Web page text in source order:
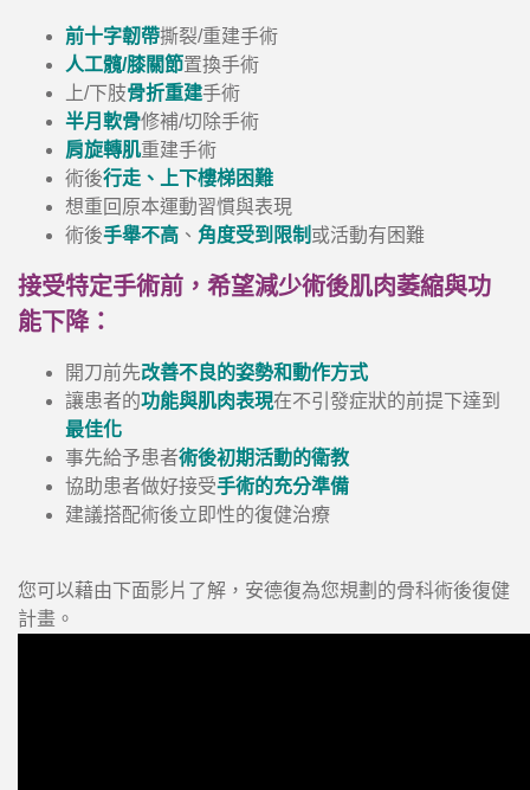
前十字韌帶撕裂/重建手術
人工髖/膝關節置換手術
上/下肢骨折重建手術
半月軟骨修補/切除手術
肩旋轉肌重建手術
術後行走、上下樓梯困難
想重回原本運動習慣與表現
術後手舉不高 、 角度受到限制 或活動有困難
接受特定手術前，希望減少術後肌肉萎縮與功
能下降：
開刀前先改善不良的姿勢和動作方式
讓患者的功能與肌肉表現在不引發症狀的前提下達到
最佳化
事先給予患者術後初期活動的衛教
協助患者做好接受手術的充分準備
建議搭配術後立即性的復健治療
您可以藉由下面影片了解，安德復為您規劃的骨科術後復健
計畫。